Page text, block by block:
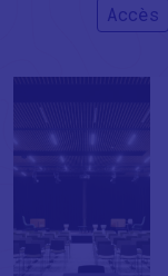
Accès